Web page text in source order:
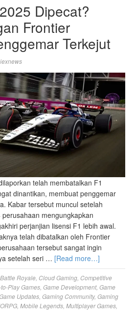
Dipecat?
Frontier
Terkejut
telah membatalkan F1
dinantikan, membuat penggemar
Kabar tersebut muncul setelah
mengungkapkan
perjanjian lisensi F1 lebih awal.
telah dibatalkan oleh Frontier
tersebut sangat ingin
setelah seri … [Read more…]
Battle Royale, Cloud Gaming, Competitive
Play Games, Game Development, Game
Updates, Gaming Community, Gaming
, Mobile Legends, Multiplayer Games,